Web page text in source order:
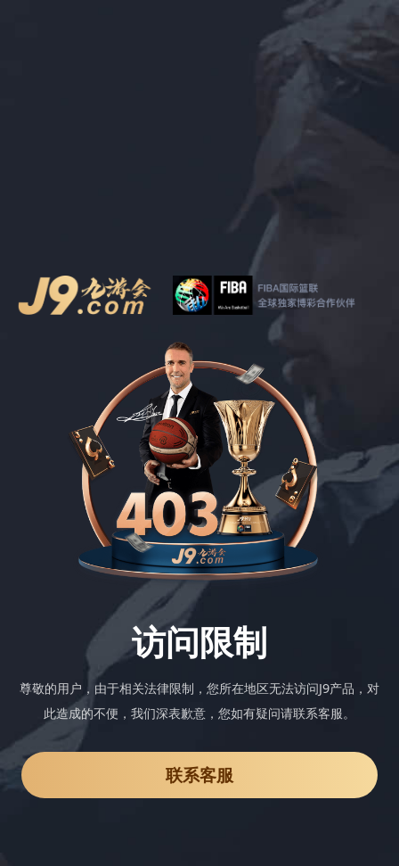
访问限制
尊敬的用户，由于相关法律限制，您所在地区无法访问J9产品，对
此造成的不便，我们深表歉意，您如有疑问请联系客服。
联系客服